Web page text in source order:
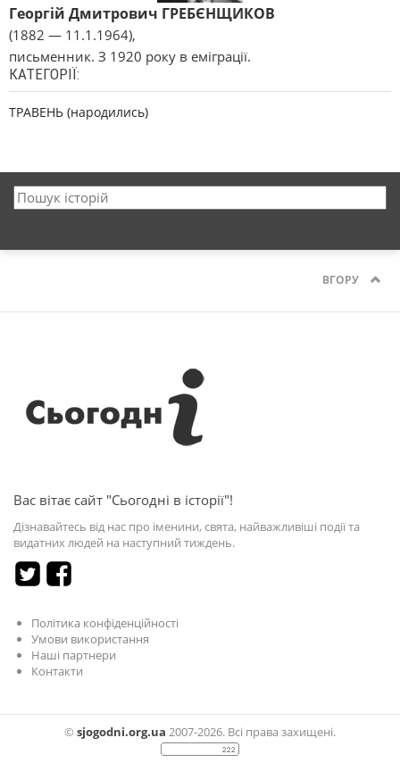
Георгій Дмитрович ГРЕБЄНЩИКОВ
(1882 — 11.1.1964),
письменник. З 1920 року в еміграції.
КАТЕГОРІЇ:
ТРАВЕНЬ (народились)
ВГОРУ
Вас вітає сайт "Сьогодні в історії"!
Дізнавайтесь від нас про іменини, свята, найважливіші події та
видатних людей на наступний тиждень.
Політика конфіденційності
Умови використання
Наші партнери
Контакти
© sjogodni.org.ua 2007-2026. Всі права захищені.